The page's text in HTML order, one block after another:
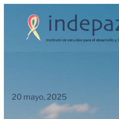
20 mayo, 2025